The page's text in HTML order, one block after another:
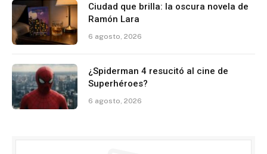
Ciudad que brilla: la oscura novela de
Ramón Lara
6 agosto, 2026
¿Spiderman 4 resucitó al cine de
Superhéroes?
6 agosto, 2026